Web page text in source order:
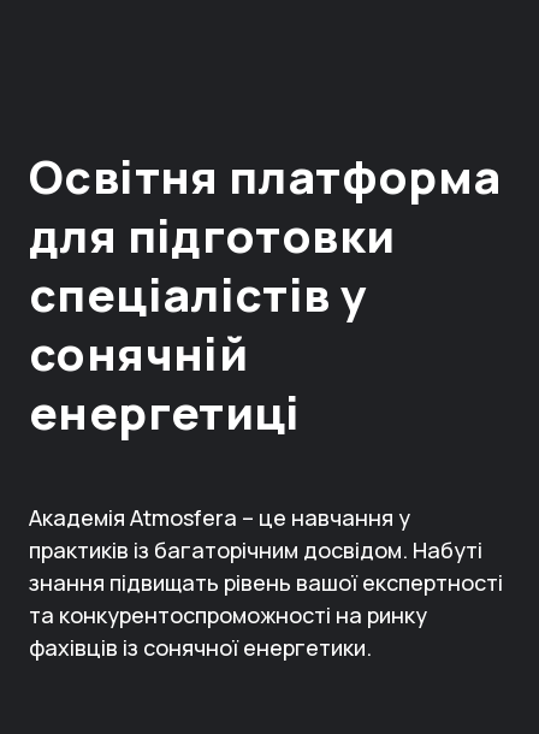
Освітня платформа
для підготовки
спеціалістів у
сонячній
енергетиці
Академія Atmosfera – це навчання у
практиків із багаторічним досвідом. Набуті
знання підвищать рівень вашої експертності
та конкурентоспроможності на ринку
фахівців із сонячної енергетики.